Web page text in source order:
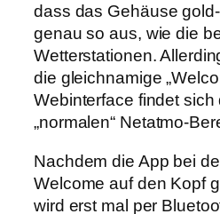
dass das Gehäuse
genau so aus, wie die
Wetterstationen.
die gleichnamige
Webinterface findet sich
„normalen“ Netatmo-
Nachdem die App bei
Welcome auf den Kopf
wird erst mal per